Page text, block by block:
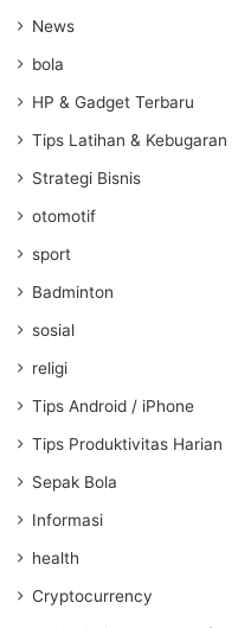
News
bola
HP & Gadget Terbaru
Tips Latihan & Kebugaran
Strategi Bisnis
otomotif
sport
Badminton
sosial
religi
Tips Android / iPhone
Tips Produktivitas Harian
Sepak Bola
Informasi
health
Cryptocurrency